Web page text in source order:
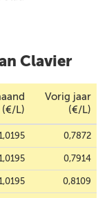
Clavier
(€/L)
Vorig jaar
(€/L)
0,7872
0,7914
0,8109